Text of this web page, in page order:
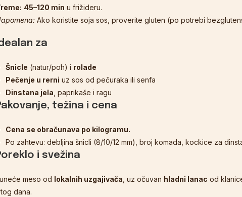
45–120 min u frižideru.
Ako koristite soja sos, proverite gluten (po potrebi
za
Šnicle (natur/poh) i rolade
Pečenje u rerni uz sos od pečuraka ili senfa
Dinstana jela , paprikaše i ragu
težina i cena
Cena se obračunava po kilogramu.
Po zahtevu: debljina šnicli (8/10/12 mm), broj komada, kockice za
i svežina
meso od lokalnih uzgajivača , uz očuvan hladni lanac od
dana.